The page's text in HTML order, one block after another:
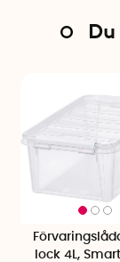
lock 4L,